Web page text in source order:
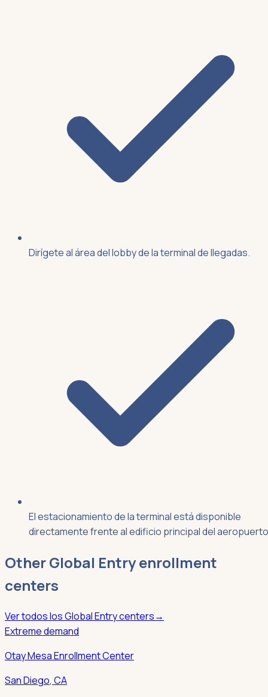
Dirígete al área del lobby de la terminal de llegadas.
El estacionamiento de la terminal está disponible
directamente frente al edificio principal del
OtherGlobal Entryenrollment
centers
Ver todos losGlobal Entrycenters→
Extreme demand
Otay Mesa Enrollment Center
San Diego, CA